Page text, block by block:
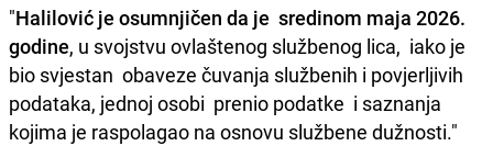
"Halilović je osumnjičen da je sredinom maja 2026.
godine, u svojstvu ovlaštenog službenog lica, iako je
bio svjestan obaveze čuvanja službenih i povjerljivih
podataka, jednoj osobi prenio podatke i saznanja
kojima je raspolagao na osnovu službene dužnosti."